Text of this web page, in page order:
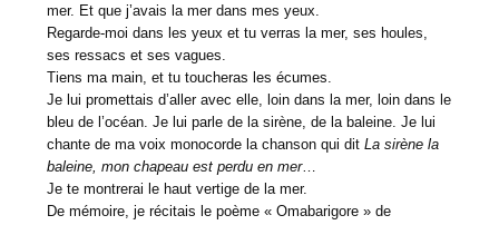
mer. Et que j’avais la mer dans mes yeux.
Regarde-moi dans les yeux et tu verras la mer, ses houles,
ses ressacs et ses vagues.
Tiens ma main, et tu toucheras les écumes.
Je lui promettais d’aller avec elle, loin dans la mer, loin dans le
bleu de l’océan. Je lui parle de la sirène, de la baleine. Je lui
chante de ma voix monocorde la chanson qui ditLa sirène la
baleine, mon chapeau est perdu en mer…
Je te montrerai le haut vertige de la mer.
De mémoire, je récitais le poème « Omabarigore » de